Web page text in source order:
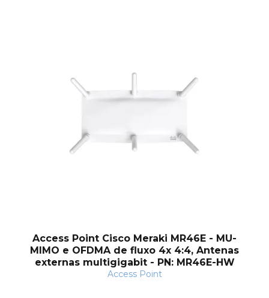
Access Point Cisco Meraki MR46E - MU-
MIMO e OFDMA de fluxo 4x 4:4, Antenas
externas multigigabit - PN: MR46E-HW
Access Point